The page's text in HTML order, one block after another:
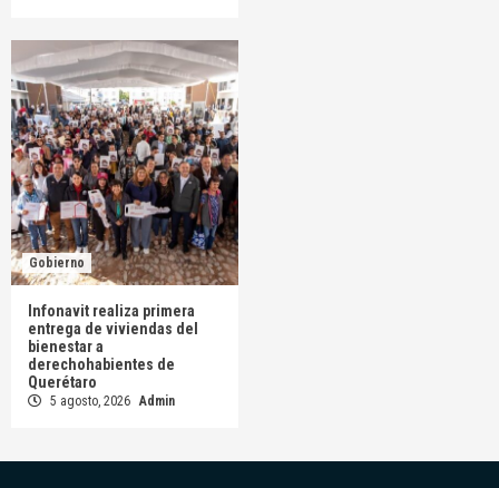
Gobierno
Infonavit realiza primera
entrega de viviendas del
bienestar a
derechohabientes de
Querétaro
5 agosto, 2026 Admin